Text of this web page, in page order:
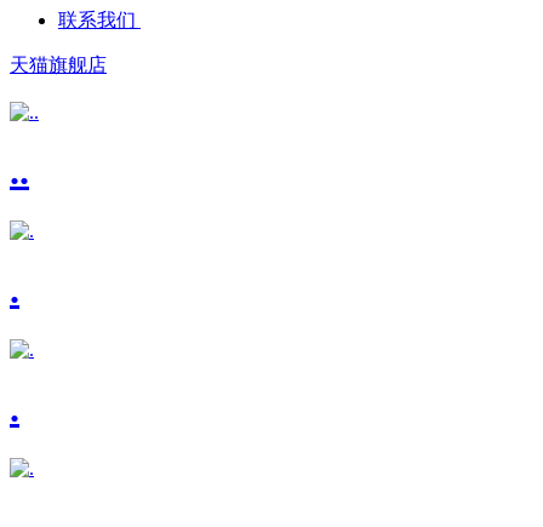
联系我们
天猫旗舰店
..
.
.